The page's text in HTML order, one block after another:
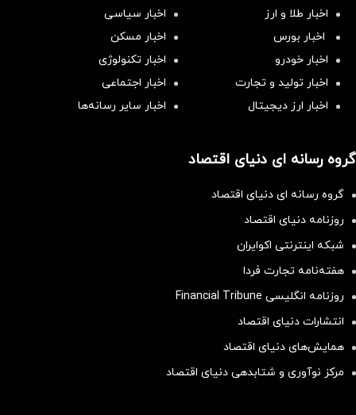
اخبار طلا و ارز
اخبار سیاسی
اخبار بورس
اخبار مسکن
اخبار خودرو
اخبار تکنولوژی
اخبار تولید و تجارت
اخبار اجتماعی
اخبار ارز دیجیتال
اخبار سایر رسانه‌‌ها
گروه رسانه ای دنیای اقتصاد
گروه رسانه ای دنیای اقتصاد
روزنامه دنیای اقتصاد
شبکه اینترنتی اکوایران
هفته‌نامه تجارت فردا
روزنامه انگلیسی Financial Tribune
انتشارات دنیای اقتصاد
همایش‌های دنیای اقتصاد
مرکز نوآوری و شتابدهی دنیای اقتصاد